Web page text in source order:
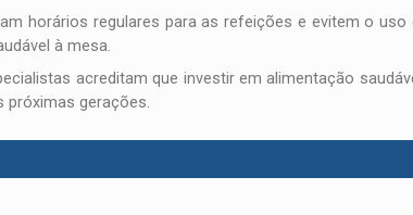
horários regulares para as refeições e evitem o
à mesa.
acreditam que investir em alimentação
próximas gerações.